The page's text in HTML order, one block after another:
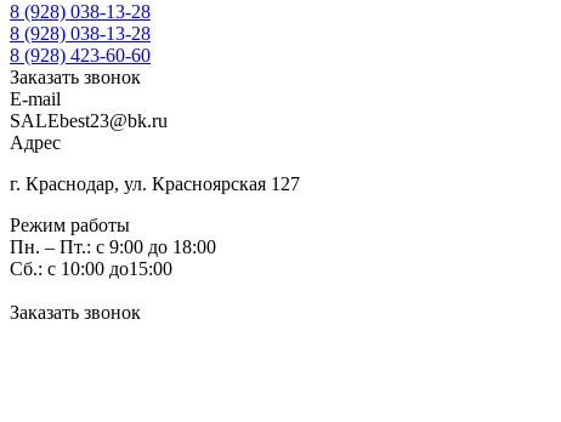
8 (928) 038-13-28
8 (928) 038-13-28
8 (928) 423-60-60
Заказать звонок
E-mail
SALEbest23@bk.ru
Адрес
г. Краснодар, ул. Красноярская 127
Режим работы
Пн. – Пт.: с 9:00 до 18:00
Сб.: с 10:00 до15:00
Заказать звонок